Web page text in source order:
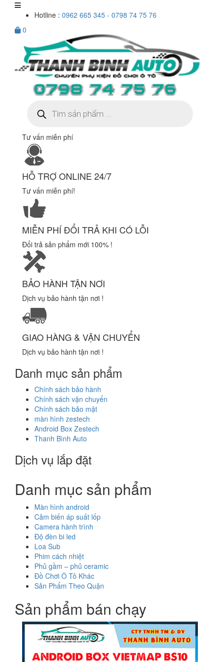
Hotline : 0962 665 345 - 0798 74 75 76
0
kiếm
sản
Tư vấn miễn phí
HỖ TRỢ ONLINE 24/7
Tư vấn miễn phí!
MIỄN PHÍ ĐỔI TRẢ KHI CÓ LỖI
Đổi trả sản phẩm mới 100% !
BẢO HÀNH TẬN NƠI
Dịch vụ bảo hành tận nơi !
GIAO HÀNG & VẬN CHUYỂN
Dịch vụ bảo hành tận nơi !
Danh mục sản phẩm
Chính sách bảo hành
Chính sách vận chuyển
Chính sách bảo mật
màn hình zestech
Android Box Zestech
Thanh Bình Auto
Dịch vụ lắp đặt
Danh mục sản phẩm
Màn hình android
Cảm biến áp suất lốp
Camera hành trình
Độ đèn bi led
Loa Sub
Phim cách nhiệt
Phủ gầm – phủ ceramic
Đồ Chơi Ô Tô Khác
Sản Phẩm Theo Quận
Sản phẩm bán chạy